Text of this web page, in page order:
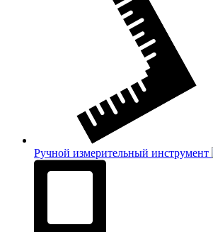
Ручной измерительный инструмент